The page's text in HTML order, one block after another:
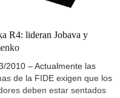
a Tatiana Kosintseva y
partidas...
R4: lideran Jobava y
2010 – Actualmente las
de la FIDE exigen que los
deben estar sentados